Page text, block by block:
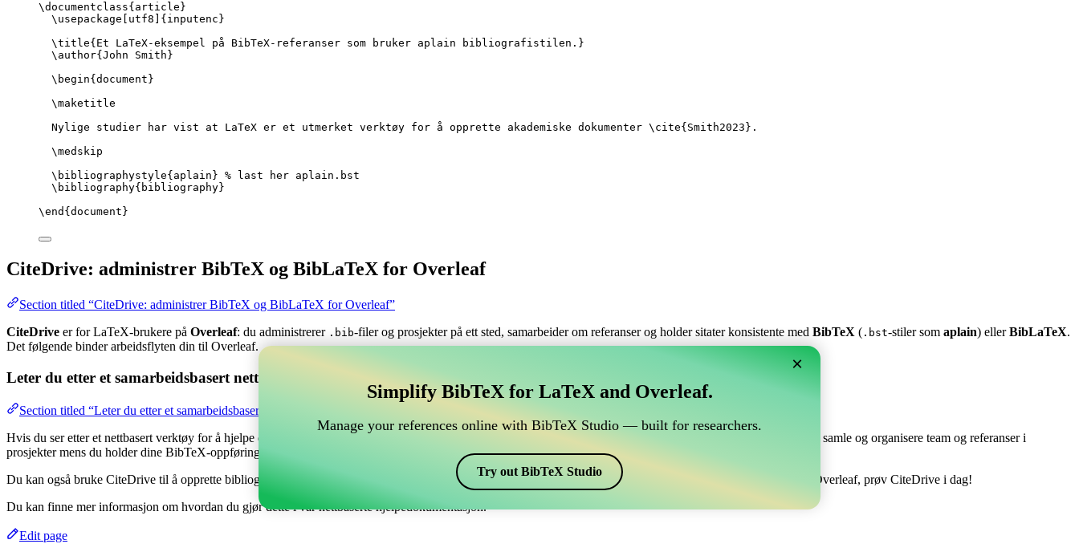
\documentclass{ article }
\usepackage
utf8 ]{ inputenc }
\title{Et LaTeX-eksempel på BibTeX-referanser som bruker aplain bibliografistilen.}
\author{John Smith}
\begin{ document }
\maketitle
Nylige studier har vist at LaTeX er et utmerket verktøy for å opprette akademiske dokumenter \cite{ Smith2023 }.
\medskip
\bibliographystyle{aplain} % last her aplain.bst
\bibliography{bibliography}
\end { document }
CiteDrive: administrer BibTeX og BibLaTeX for Overleaf
Section titled “CiteDrive: administrer BibTeX og BibLaTeX for Overleaf”
CiteDrive er for LaTeX-brukere på Overleaf: du administrerer .bib-filer og prosjekter på ett sted, samarbeider om referanser og holder sitater konsistente med BibTeX ( .bst-stiler som aplain) ellerBibLaTeX.
Det følgende binder arbeidsflyten din til Overleaf.
Leter du etter et samarbeidsbasert nettverktøy for å håndtere din BibTeX-referanse, som kobles til Overleaf?
Section titled “Leter du etter et samarbeidsbasert nettverktøy for å håndtere din BibTeX-referanse, som kobles til Overleaf?”
Hvis du ser etter et nettbasert verktøy for å hjelpe deg med å håndtere dine referanser, siteringer og bibliografi i Overleaf, kan CiteDrive være perfekt! Det lar deg samle og organisere team og referanser i
prosjekter mens du holder dine BibTeX-oppføringer oppdatert i ditt Overleaf-prosjekt.
Du kan også bruke CiteDrive til å opprette bibliografier og siteringer i ulike stiler, inkludert aplain. Så hvis du ser etter en enkel måte å håndtere din bibliografi i Overleaf, prøv CiteDrive i dag!
Du kan finne mer informasjon om hvordan du gjør dette i vår nettbaserte hjelpedokumentasjon.
Edit page
×
Simplify BibTeX for LaTeX and Overleaf.
Manage your references online with BibTeX Studio — built for researchers.
Try out BibTeX Studio